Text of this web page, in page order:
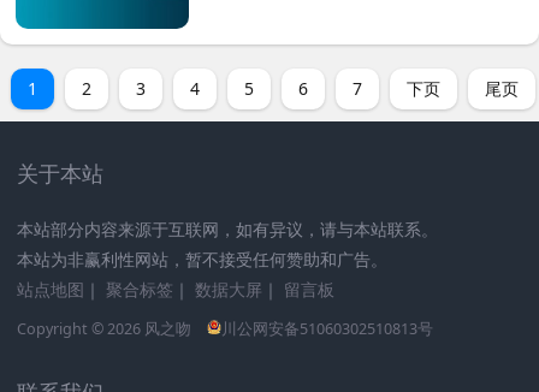
1 2 3 4 5 6 7 下页 尾页
关于本站
本站部分内容来源于互联网，如有异议，请与本站联系。
本站为非赢利性网站，暂不接受任何赞助和广告。
站点地图 ｜ 聚合标签 ｜ 数据大屏 ｜ 留言板
Copyright © 2026 风之吻 川公网安备51060302510813号